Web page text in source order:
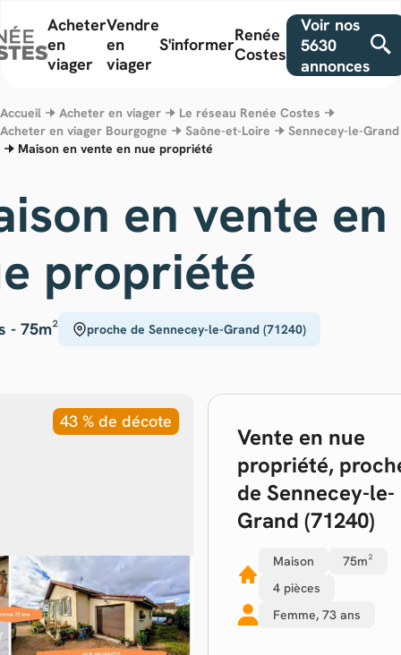
Acheter
en
viager
Vendre
en
viager
S'informerRenée
Costes
Voir nos
5630
annonces
Accueil Acheter en viager
Le réseau Renée Costes
Acheter en viager Bourgogne
Saône-et-Loire
Sennecey-le-Grand
Maison en vente en nue propriété
en vente en
propriété
-75m² proche de Sennecey-le-Grand (71240)
43 % de décote
Vente en nue
propriété,
de Sennecey-le-
Grand (71240)
Maison
75m²
4 pièces
Femme, 73 ans